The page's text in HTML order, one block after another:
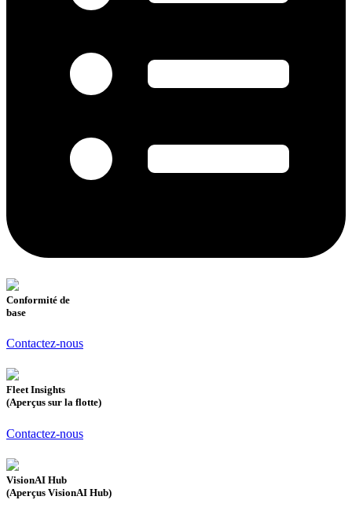
Conformité de
base
Contactez-nous
Fleet Insights
(Aperçus sur la flotte)
Contactez-nous
VisionAI Hub
(Aperçus VisionAI Hub)